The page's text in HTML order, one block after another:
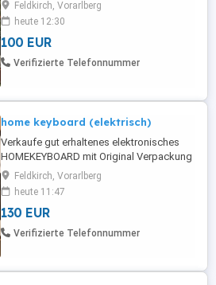
mit Keyboard, Saxophon, Klarinette,
Gitarre und viel Gesang. Deine Gäste
werden begeistert sein !
Feldkirch, Vorarlberg
heute 12:30
100 EUR
Verifizierte Telefonnummer
home keyboard (elektrisch)
Verkaufe gut erhaltenes elektronisches
HOMEKEYBOARD mit Original Verpackung
Testung vor Ort möglich wenn gewünscht
Feldkirch, Vorarlberg
heute 11:47
130 EUR
Verifizierte Telefonnummer